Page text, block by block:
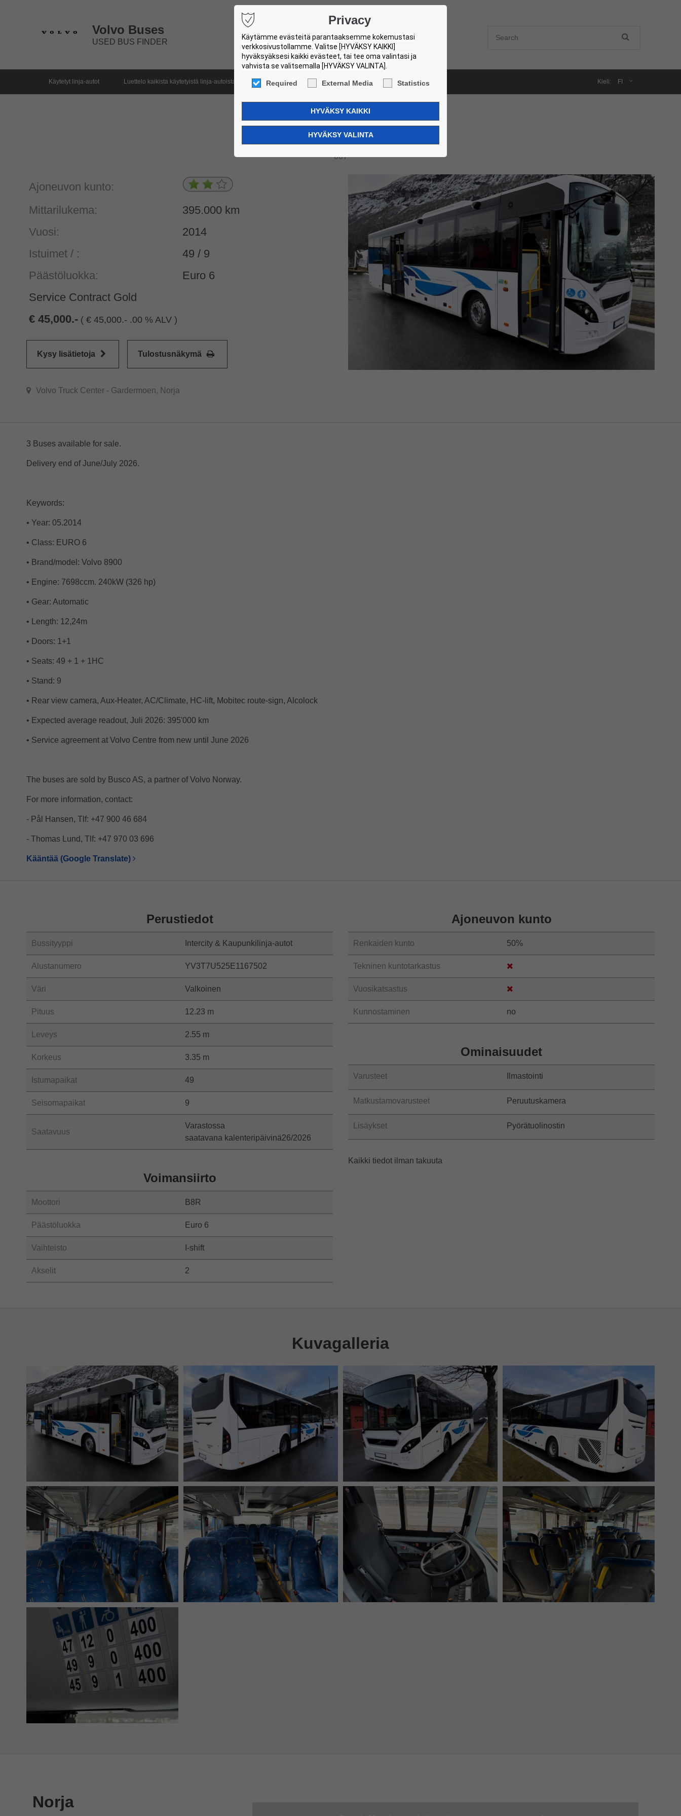
Privacy
Käytämme evästeitä parantaaksemme kokemustasi
verkkosivustollamme. Valitse [HYVÄKSY KAIKKI]
hyväksyäksesi kaikki evästeet, tai tee oma valintasi ja
vahvista se valitsemalla [HYVÄKSY VALINTA].
Required External Media Statistics
Volvo Buses
USED BUS FINDER
Kieli: FI
Käytetyt linja-autot Luettelo kaikista käytetyistä linja-autoista Luokitusjärjestelmä Käytettyjen linja-autojen toimipisteet
Volvo 8900. 12,2m. 3 Units!
007
Ajoneuvon kunto:
Mittarilukema:
395.000 km
Vuosi:
2014
Istuimet / :
49 / 9
Päästöluokka:
Euro 6
Service Contract Gold
45,000.- ( 45,000.- .00 % ALV )
Kysy lisätietoja Tulostusnäkymä
Volvo Truck Center - Gardermoen, Norja
3 Buses available for sale.
Delivery end of June/July 2026.
Keywords:
• Year: 05.2014
• Class: EURO 6
• Brand/model: Volvo 8900
• Engine: 7698ccm. 240kW (326 hp)
• Gear: Automatic
• Length: 12,24m
• Doors: 1+1
• Seats: 49 + 1 + 1HC
• Stand: 9
• Rear view camera, Aux-Heater, AC/Climate, HC-lift, Mobitec route-sign, Alcolock
• Expected average readout, Juli 2026: 395'000 km
• Service agreement at Volvo Centre from new until June 2026
The buses are sold by Busco AS, a partner of Volvo Norway.
For more information, contact:
- Pål Hansen, Tlf: +47 900 46 684
- Thomas Lund, Tlf: +47 970 03 696
Kääntää (Google Translate)
Perustiedot
Bussityyppi Intercity & Kaupunkilinja-autot
Alustanumero YV3T7U525E1167502
Väri Valkoinen
Pituus 12.23 m
Leveys 2.55 m
Korkeus 3.35 m
Istumapaikat 49
Seisomapaikat 9
Saatavuus
Varastossa
saatavana kalenteripäivinä26/2026
Voimansiirto
Moottori B8R
Päästöluokka Euro 6
Vaihteisto I-shift
Akselit 2
Ajoneuvon kunto
Renkaiden kunto 50%
Tekninen kuntotarkastus
Vuosikatsastus
Kunnostaminen no
Ominaisuudet
Varusteet Ilmastointi
Matkustamovarusteet Peruutuskamera
Lisäykset Pyörätuolinostin
Kaikki tiedot ilman takuuta
Kuvagalleria
Norja